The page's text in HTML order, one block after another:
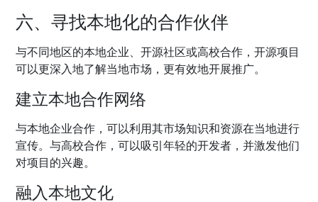
六、寻找本地化的合作伙伴
与不同地区的本地企业、开源社区或高校合作，开源项目
可以更深入地了解当地市场，更有效地开展推广。
建立本地合作网络
与本地企业合作，可以利用其市场知识和资源在当地进行
宣传。与高校合作，可以吸引年轻的开发者，并激发他们
对项目的兴趣。
融入本地文化